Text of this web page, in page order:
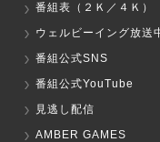
番組表（２Ｋ／４Ｋ）
ウェルビーイング放送
番組公式SNS
番組公式YouTube
見逃し配信
AMBER GAMES